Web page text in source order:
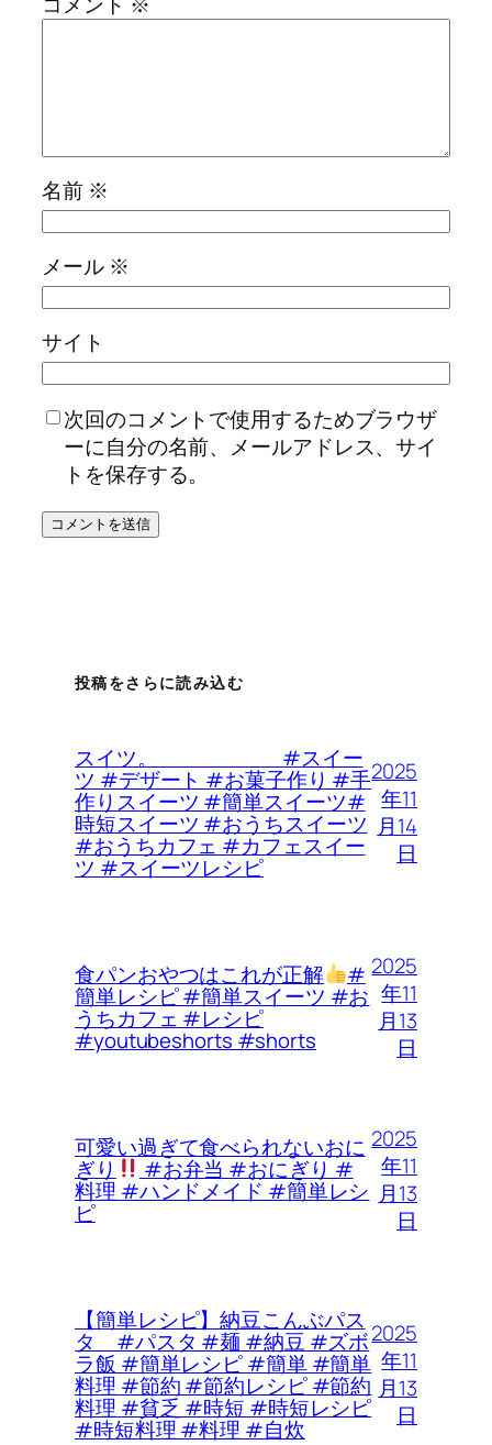
名前 ※
メール ※
サイト
次回のコメントで使用するためブラウザ
ーに自分の名前、メールアドレス、サイ
トを保存する。
投稿をさらに読み込む
スイツ。 #スイー
ツ #デザート #お菓子作り #手
作りスイーツ #簡単スイーツ#
時短スイーツ #おうちスイーツ
#おうちカフェ #カフェスイー
ツ #スイーツレシピ
2025
年11
月14
日
食パンおやつはこれが正解 #
簡単レシピ #簡単スイーツ #お
うちカフェ #レシピ
#youtubeshorts #shorts
2025
年11
月13
日
可愛い過ぎて食べられないおに
ぎり #お弁当 #おにぎり #
料理 #ハンドメイド #簡単レシ
ピ
2025
年11
月13
日
【簡単レシピ】納豆こんぶパス
タ #パスタ #麺 #納豆 #ズボ
ラ飯 #簡単レシピ #簡単 #簡単
料理 #節約 #節約レシピ #節約
料理 #貧乏 #時短 #時短レシピ
#時短料理 #料理 #自炊
2025
年11
月13
日